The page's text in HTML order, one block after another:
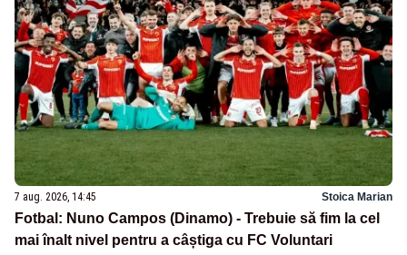
7 aug. 2026, 14:45 Stoica Marian
Fotbal: Nuno Campos (Dinamo) - Trebuie să fim la cel
mai înalt nivel pentru a câștiga cu FC Voluntari